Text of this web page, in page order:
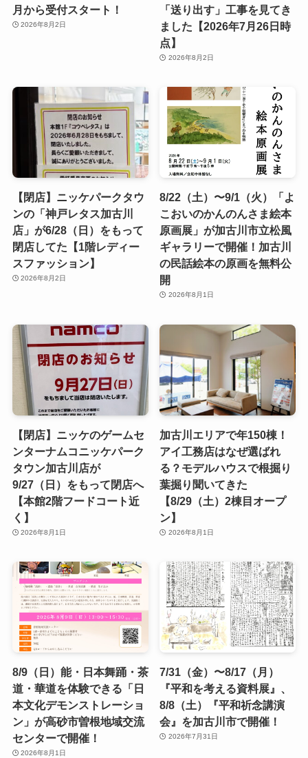
月から受付スタート！
2026年8月2日
「送り出す」工事を見てき
ました【2026年7月26日時
点】
2026年8月2日
【閉店】ニッケパークタウ
ンの「神戸レタス加古川
店」が6/28（日）をもって
閉店してた【1階レディー
スファッション】
2026年8月2日
8/22（土）〜9/1（火）「よ
こおいのかんのんさま絵本
原画展」が加古川市立松風
ギャラリーで開催！加古川
の民話絵本の原画を無料公
開
2026年8月1日
【閉店】ニッケのゲームセ
ンターナムコニッケパーク
タウン加古川店が
9/27（日）をもって閉店へ
【本館2階フードコート近
く】
2026年8月1日
加古川エリアで年150棟！
アイ工務店はなぜ選ばれ
る？モデルハウスで根掘り
葉掘り聞いてきた
【8/29（土）2棟目オープ
ン】
2026年8月1日
8/9（日）能・日本舞踊・茶
道・華道を体験できる「日
本文化デモンストレーショ
ン」が高砂市曽根地域交流
センターで開催！
2026年8月1日
7/31（金）〜8/17（月）
『平和を考える資料展』、
8/8（土）『平和祈念講演
会』を加古川市で開催！
2026年7月31日